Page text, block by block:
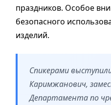
праздников. Особое
безопасного
изделий.
Спикерами
Каримжанович,
Департамента по